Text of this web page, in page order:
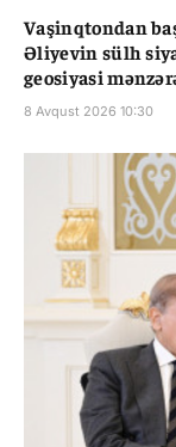
Vaşinqtondan
Əliyevin sülh
geosiyasi
8 Avqust 2026 10:30